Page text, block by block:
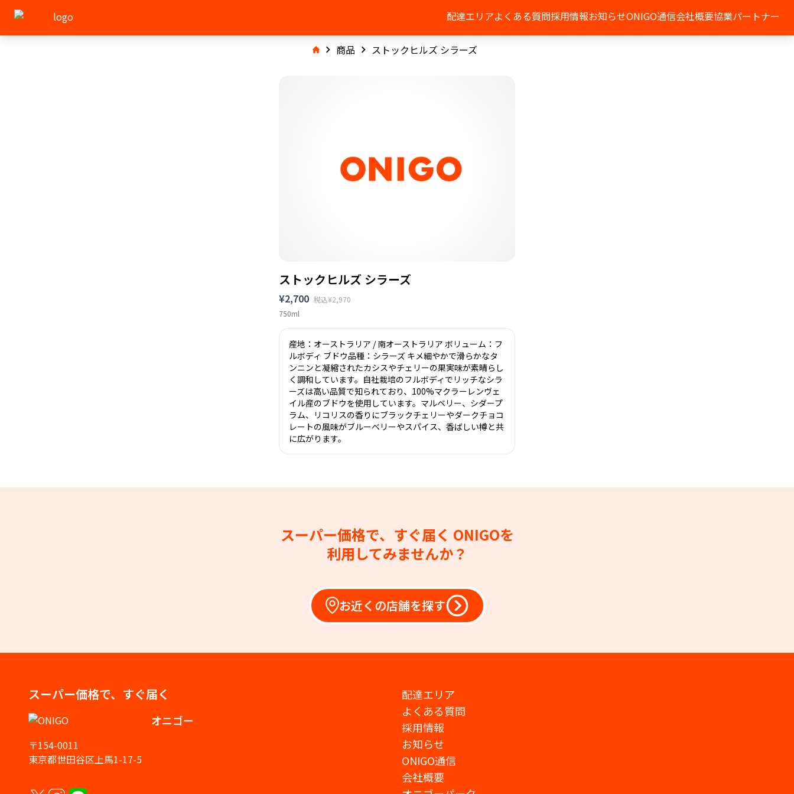
配達エリアよくある質問採用情報お知らせONIGO通信会社概要協業パートナー
商品 ストックヒルズ シラーズ
ストックヒルズ シラーズ
¥2,700 税込¥2,970
750ml
産地：オーストラリア / 南オーストラリア ボリューム：フ
ルボディ ブドウ品種：シラーズ キメ細やかで滑らかなタ
ンニンと凝縮されたカシスやチェリーの果実味が素晴らし
く調和しています。自社栽培のフルボディでリッチなシラ
ーズは高い品質で知られており、100%マクラーレンヴェ
イル産のブドウを使用しています。マルベリー、シダープ
ラム、リコリスの香りにブラックチェリーやダークチョコ
レートの風味がブルーベリーやスパイス、香ばしい樽と共
に広がります。
スーパー価格で、すぐ届く ONIGOを
利用してみませんか？
お近くの店舗を探す
スーパー価格で、すぐ届く
オニゴー
〒154-0011
東京都世田谷区上馬1-17-5
配達エリア
よくある質問
採用情報
お知らせ
ONIGO通信
会社概要